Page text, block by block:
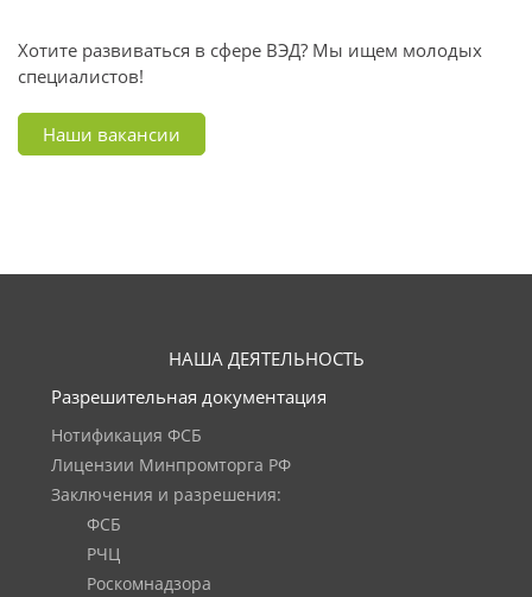
Хотите развиваться в сфере ВЭД? Мы ищем молодых
специалистов!
Наши вакансии
НАША ДЕЯТЕЛЬНОСТЬ
Разрешительная документация
Нотификация ФСБ
Лицензии Минпромторга РФ
Заключения и разрешения:
ФСБ
РЧЦ
Роскомнадзора